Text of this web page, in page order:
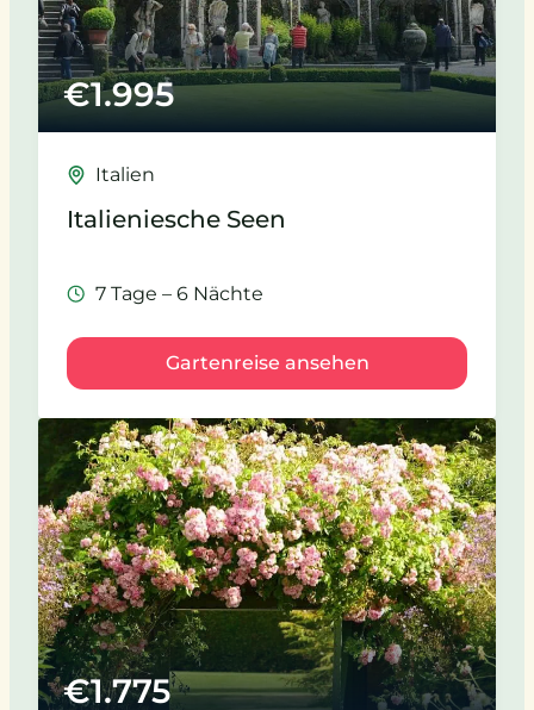
€1.995
Italien
Italieniesche Seen
7 Tage – 6 Nächte
Gartenreise ansehen
€1.775